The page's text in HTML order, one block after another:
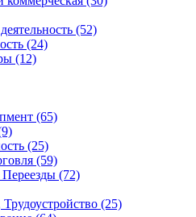
(52)
(24)
(12)
(65)
(25)
(59)
Переезды (72)
(25)